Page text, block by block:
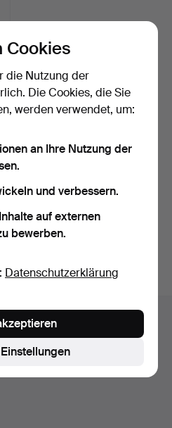
Auktionen aus unserem
Cookies
die Nutzung der
Die Cookies, die Sie
werden verwendet, um:
an Ihre Nutzung der
und verbessern.
auf externen
bewerben.
Datenschutzerklärung